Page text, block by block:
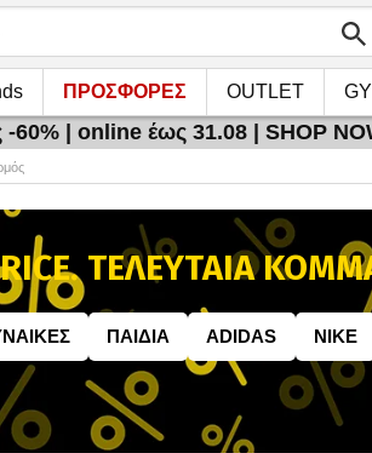
ΠΡΟΣΦΟΡΕΣ OUTLET
60% | online έως 31.08 | SHOP
ΤΕΛΕΥΤΑΙΑ
ΠΑΙΔΙA ADIDAS NIKE